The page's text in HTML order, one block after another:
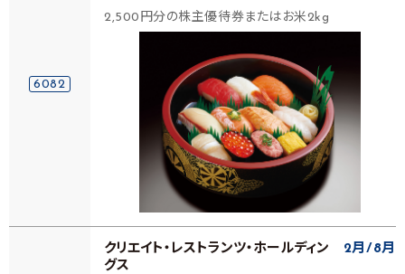
6082
2,500円分の株主優待券またはお米2kg
クリエイト・レストランツ・ホールディン
グス
2月 8月